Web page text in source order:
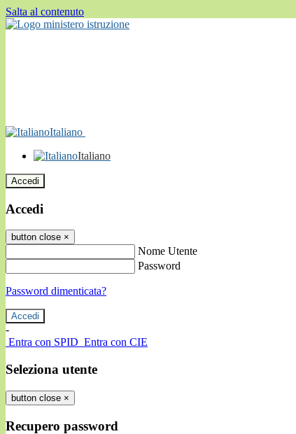
Salta al contenuto
Italiano
Italiano
Accedi
Accedi
button close ×
Nome Utente
Password
Password dimenticata?
-
Entra con SPID Entra con CIE
Seleziona utente
button close ×
Recupero password